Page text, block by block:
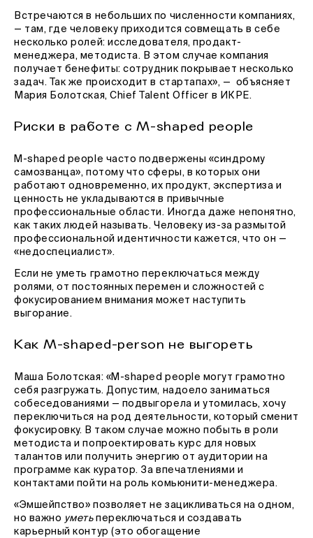
Встречаются в небольших по численности компаниях,
— там, где человеку приходится совмещать в себе
несколько ролей: исследователя, продакт-
менеджера, методиста. В этом случае компания
получает бенефиты: сотрудник покрывает несколько
задач. Так же происходит в стартапах», — объясняет
Мария Болотская, Chief Talent Officer в ИКРЕ.
Риски в работе с M-shaped people
M-shaped people часто подвержены «синдрому
самозванца», потому что сферы, в которых они
работают одновременно, их продукт, экспертиза и
ценность не укладываются в привычные
профессиональные области. Иногда даже непонятно,
как таких людей называть. Человеку из-за размытой
профессиональной идентичности кажется, что он —
«недоспециалист».
Если не уметь грамотно переключаться между
ролями, от постоянных перемен и сложностей с
фокусированием внимания может наступить
выгорание.
Как M-shaped-person не выгореть
Маша Болотская: «M-shaped people могут грамотно
себя разгружать. Допустим, надоело заниматься
собеседованиями — подвыгорела и утомилась, хочу
переключиться на род деятельности, который сменит
фокусировку. В таком случае можно побыть в роли
методиста и попроектировать курс для новых
талантов или получить энергию от аудитории на
программе как куратор. За впечатлениями и
контактами пойти на роль комьюнити-менеджера.
«Эмшейпство» позволяет не зацикливаться на одном,
но важно уметьпереключаться и создавать
карьерный контур (это обогащение